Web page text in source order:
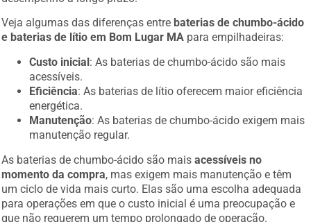
Veja algumas das diferenças entre baterias de chumbo-ácido
e baterias de lítio em Bom Lugar MA para empilhadeiras:
Custo inicial: As baterias de chumbo-ácido são mais
acessíveis.
Eficiência: As baterias de lítio oferecem maior eficiência
energética.
Manutenção: As baterias de chumbo-ácido exigem mais
manutenção regular.
As baterias de chumbo-ácido são maisacessíveis no
momento da compra , mas exigem mais manutenção e têm
um ciclo de vida mais curto. Elas são uma escolha adequada
para operações em que o custo inicial é uma preocupação e
que não requerem um tempo prolongado de operação.